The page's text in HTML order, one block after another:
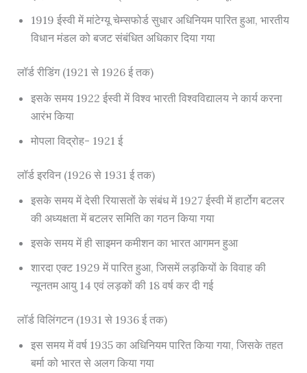
1919 ईस्वी में मांटेग्यू चेम्सफोर्ड सुधार अधिनियम पारित हुआ, भारतीय
विधान मंडल को बजट संबंधित अधिकार दिया गया
लॉर्ड रीडिंग (1921 से 1926 ई तक)
इसके समय 1922 ईस्वी में विश्व भारती विश्वविद्यालय ने कार्य करना
आरंभ किया
मोपला विद्रोह- 1921 ई
लॉर्ड इरविन (1926 से 1931 ई तक)
इसके समय में देसी रियासतों के संबंध में 1927 ईस्वी में हार्टोग बटलर
की अध्यक्षता में बटलर समिति का गठन किया गया
इसके समय में ही साइमन कमीशन का भारत आगमन हुआ
शारदा एक्ट 1929 में पारित हुआ, जिसमें लड़कियों के विवाह की
न्यूनतम आयु 14 एवं लड़कों की 18 वर्ष कर दी गई
लॉर्ड विलिंगटन (1931 से 1936 ई तक)
इस समय में वर्ष 1935 का अधिनियम पारित किया गया, जिसके तहत
बर्मा को भारत से अलग किया गया